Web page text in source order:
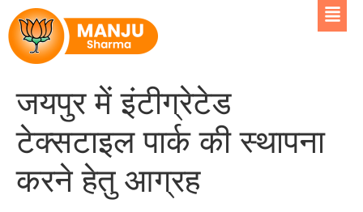
जयपुर में इंटीग्रेटेड
टेक्सटाइल पार्क की स्थापना
करने हेतु आग्रह